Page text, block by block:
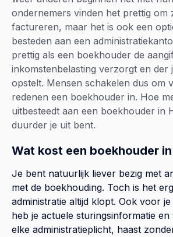
ondernemers vinden het prettig om
factureren, maar het is ook een
besteden aan een
prettig als een boekhouder de
inkomstenbelasting verzorgt en der
opstelt. Mensen schakelen dus om
redenen een boekhouder in. Hoe
uitbesteedt aan een boekhouder in
duurder je uit bent.
Wat kost een boekhouder in
Je bent natuurlijk liever bezig met
met de boekhouding. Toch is het
administratie altijd klopt. Ook voor
heb je actuele sturingsinformatie en
elke administratieplicht, haast